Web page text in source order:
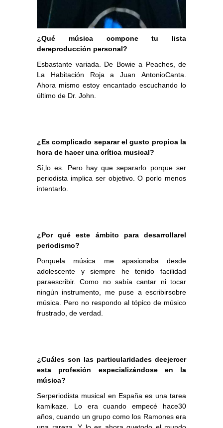
¿Qué música compone tu lista
dereproducción personal?
Esbastante variada. De Bowie a Peaches, de
La Habitación Roja a Juan AntonioCanta.
Ahora mismo estoy encantado escuchando lo
último de Dr. John.
¿Es complicado separar el gusto propioa la
hora de hacer una crítica musical?
Sí,lo es. Pero hay que separarlo porque ser
periodista implica ser objetivo. O porlo menos
intentarlo.
¿Por qué este ámbito para desarrollarel
periodismo?
Porquela música me apasionaba desde
adolescente y siempre he tenido facilidad
paraescribir. Como no sabía cantar ni tocar
ningún instrumento, me puse a escribirsobre
música. Pero no respondo al tópico de músico
frustrado, de verdad.
¿Cuáles son las particularidades deejercer
esta profesión especializándose en la
música?
Serperiodista musical en España es una tarea
kamikaze. Lo era cuando empecé hace30
años, cuando un grupo como los Ramones era